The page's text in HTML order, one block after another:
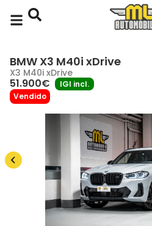
BMW X3 M40i xDrive
X3 M40i xDrive
51.900€
IGI incl.
Vendido